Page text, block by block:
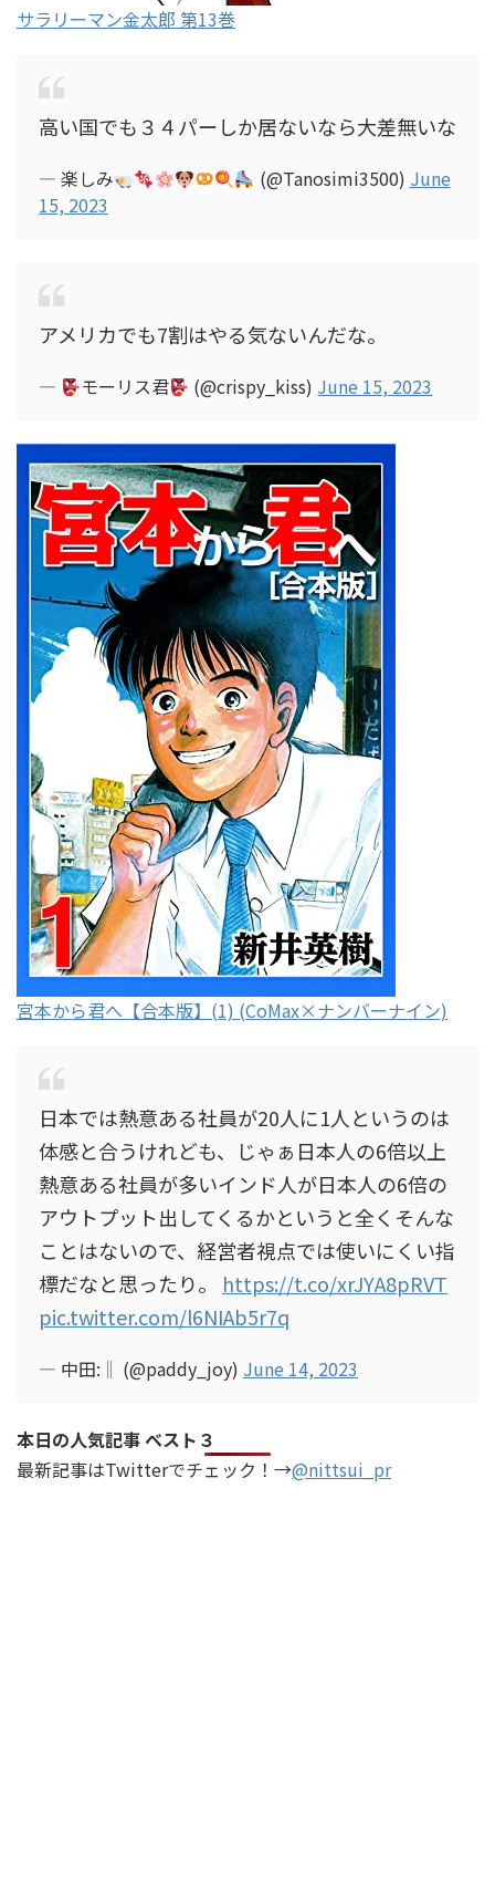
サラリーマン金太郎 第13巻
高い国でも３４パーしか居ないなら大差無いな
— 楽しみ (@Tanosimi3500) June
15, 2023
アメリカでも7割はやる気ないんだな。
— モーリス君 (@crispy_kiss) June 15, 2023
宮本から君へ【合本版】(1) (CoMax×ナンバーナイン)
日本では熱意ある社員が20人に1人というのは
体感と合うけれども、じゃぁ日本人の6倍以上
熱意ある社員が多いインド人が日本人の6倍の
アウトプット出してくるかというと全くそんな
ことはないので、経営者視点では使いにくい指
標だなと思ったり。 https://t.co/xrJYA8pRVT
pic.twitter.com/l6NIAb5r7q
— 中田:‖ (@paddy_joy) June 14, 2023
本日の人気記事 ベスト３
最新記事はTwitterでチェック！→@nittsui_pr